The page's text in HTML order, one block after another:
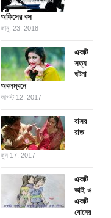
অফিসের বস
জানু. 23, 2018
একটি
সত্য
ঘটনা
অবলম্বনে
আগস্ট 12, 2017
বাসর
রাত
জুন 17, 2017
একটি
ভাই ও
একটি
বোনের